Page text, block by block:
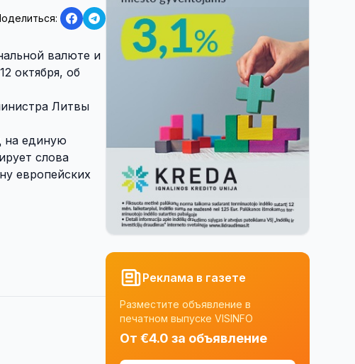
валюте и
октября, об
Литвы
на единую
слова
европейских
Реклама в газете
Разместите объявление в
печатном выпуске VISINFO
От €4.0 за объявление